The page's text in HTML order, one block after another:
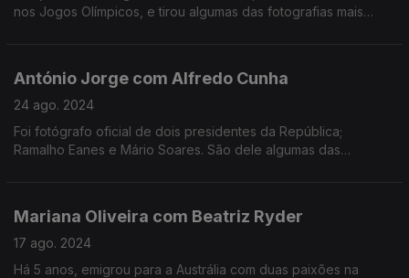
nos Jogos Olímpicos, e tirou algumas das fotografias mais
António Jorge com Alfredo Cunha
24 ago. 2024
Foi fotógrafo oficial de dois presidentes da República;
Ramalho Eanes e Mário Soares. São dele algumas das
Mariana Oliveira com Beatriz Ryder
17 ago. 2024
Há 5 anos, emigrou para a Austrália com duas paixões na